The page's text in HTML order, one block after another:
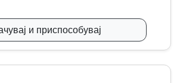
и приспособувај